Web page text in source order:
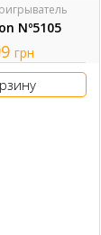
Nº5105
грн